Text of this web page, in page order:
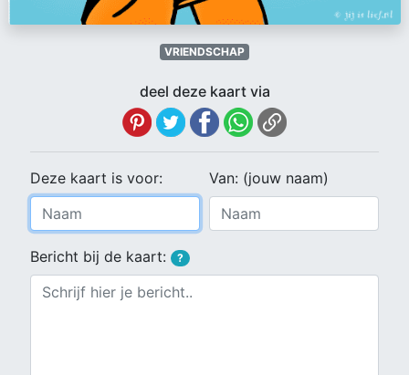
VRIENDSCHAP
deel deze kaart via
Deze kaart is voor: Van: (jouw naam)
Bericht bij de kaart: ?